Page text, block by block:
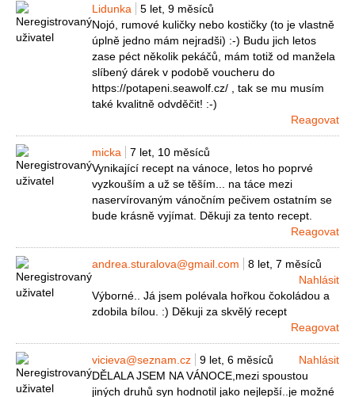
Lidunka
5 let, 9 měsíců
Nojó, rumové kuličky nebo kostičky (to je vlastně
úplně jedno mám nejradši) :-) Budu jich letos
zase péct několik pekáčů, mám totiž od manžela
slíbený dárek v podobě voucheru do
https://potapeni.seawolf.cz/ , tak se mu musím
také kvalitně odvděčit! :-)
Reagovat
micka
7 let, 10 měsíců
Vynikající recept na vánoce, letos ho poprvé
vyzkouším a už se těším... na táce mezi
naservírovaným vánočním pečivem ostatním se
bude krásně vyjímat. Děkuji za tento recept.
Reagovat
andrea.sturalova@gmail.com
8 let, 7 měsíců
Nahlásit
Výborné.. Já jsem polévala hořkou čokoládou a
zdobila bílou. :) Děkuji za skvělý recept
Reagovat
vicieva@seznam.cz 9 let, 6 měsíců
Nahlásit
DĚLALA JSEM NA VÁNOCE,mezi spoustou
jiných druhů syn hodnotil jako nejlepší..je možné